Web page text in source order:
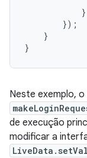
}
});
}
}
Neste exemplo,
de execução
modificar a